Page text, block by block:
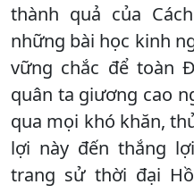
thành quả của
những bài học kinh
vững chắc để toàn
quân ta giương cao
qua mọi khó khăn,
lợi này đến thắng
trang sử thời đại